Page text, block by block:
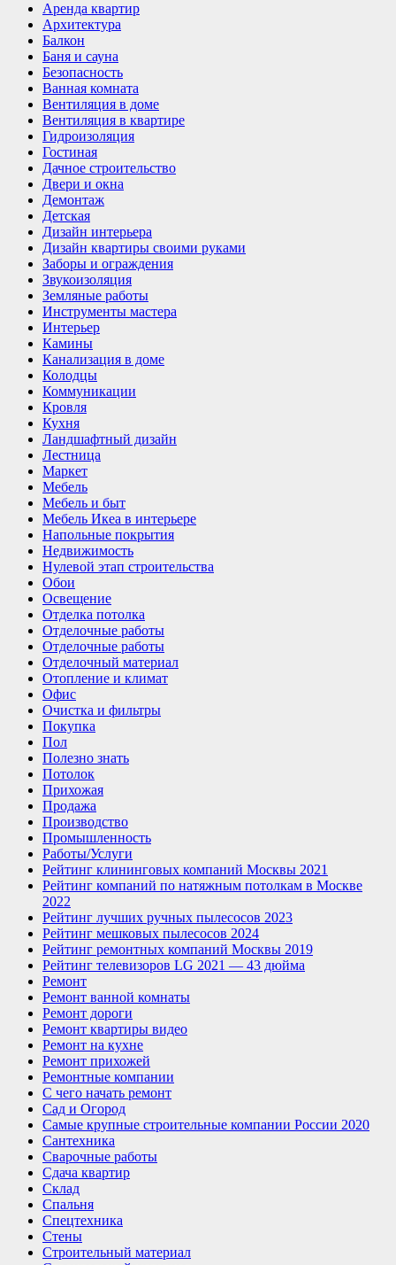
Аренда квартир
Архитектура
Балкон
Баня и сауна
Безопасность
Ванная комната
Вентиляция в доме
Вентиляция в квартире
Гидроизоляция
Гостиная
Дачное строительство
Двери и окна
Демонтаж
Детская
Дизайн интерьера
Дизайн квартиры своими руками
Заборы и ограждения
Звукоизоляция
Земляные работы
Инструменты мастера
Интерьер
Камины
Канализация в доме
Колодцы
Коммуникации
Кровля
Кухня
Ландшафтный дизайн
Лестница
Маркет
Мебель
Мебель и быт
Мебель Икеа в интерьере
Напольные покрытия
Недвижимость
Нулевой этап строительства
Обои
Освещение
Отделка потолка
Отделочные работы
Отделочные работы
Отделочный материал
Отопление и климат
Офис
Очистка и фильтры
Покупка
Пол
Полезно знать
Потолок
Прихожая
Продажа
Производство
Промышленность
Работы/Услуги
Рейтинг клининговых компаний Москвы 2021
Рейтинг компаний по натяжным потолкам в Москве
2022
Рейтинг лучших ручных пылесосов 2023
Рейтинг мешковых пылесосов 2024
Рейтинг ремонтных компаний Москвы 2019
Рейтинг телевизоров LG 2021 — 43 дюйма
Ремонт
Ремонт ванной комнаты
Ремонт дороги
Ремонт квартиры видео
Ремонт на кухне
Ремонт прихожей
Ремонтные компании
С чего начать ремонт
Сад и Огород
Самые крупные строительные компании России 2020
Сантехника
Сварочные работы
Сдача квартир
Склад
Спальня
Спецтехника
Стены
Строительный материал